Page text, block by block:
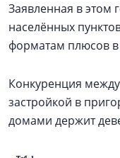
Заявленная в этом
населённых
форматам плюсов в
Конкуренция
застройкой в
домами держит